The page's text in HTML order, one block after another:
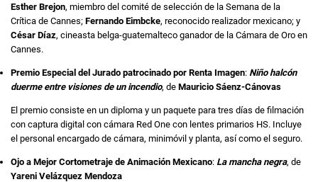
Esther Brejon, miembro del comité de selección de la Semana de la
Crítica de Cannes; Fernando Eimbcke, reconocido realizador mexicano; y
César Díaz, cineasta belga-guatemalteco ganador de la Cámara de Oro en
Cannes.
Premio Especial del Jurado patrocinado por Renta Imagen: Niño halcón
duerme entre visiones de un incendio, de Mauricio Sáenz-Cánovas
El premio consiste en un diploma y un paquete para tres días de filmación
con captura digital con cámara Red One con lentes primarios HS. Incluye
el personal encargado de cámara, minimóvil y planta, así como el seguro.
Ojo a Mejor Cortometraje de Animación Mexicano: La mancha negra, de
Yareni Velázquez Mendoza